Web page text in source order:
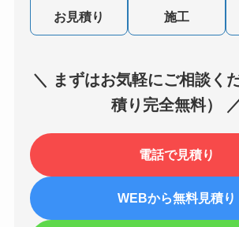
お見積り 施工
＼ まずはお気軽にご相談く
積り完全無料）
電話で見積り
WEBから無料見積り